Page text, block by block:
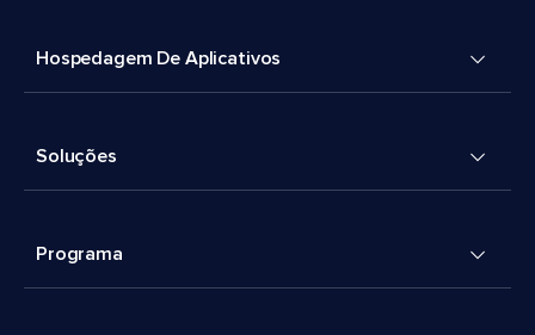
Hospedagem De Aplicativos
Soluções
Programa